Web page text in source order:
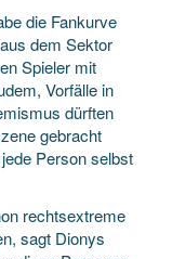
die Fankurve
dem Sektor
Spieler mit
Vorfälle in
dürften
gebracht
Person selbst
rechtsextreme
sagt Dionys